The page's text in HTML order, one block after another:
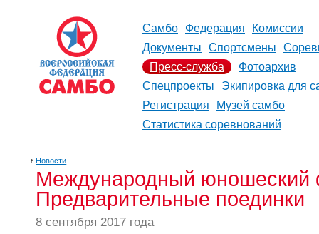
Самбо Федерация
Комиссии
Документы
Спортсмены
Пресс-служба
Фотоархив
Спецпроекты
Экипировка для
Регистрация
Музей самбо
Статистика соревнований
↑ Новости
Международный
Предварительные поединки
8 сентября 2017 года